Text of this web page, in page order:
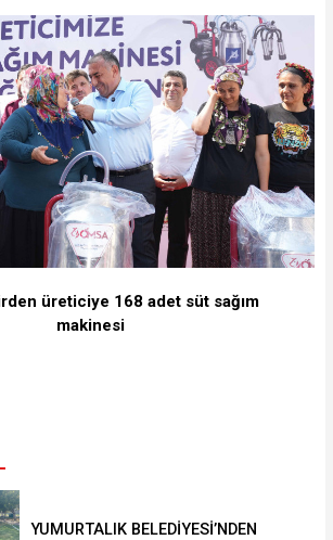
üreticiye 168 adet süt sağım
makinesi
YUMURTALIK BELEDİYESİ’NDEN